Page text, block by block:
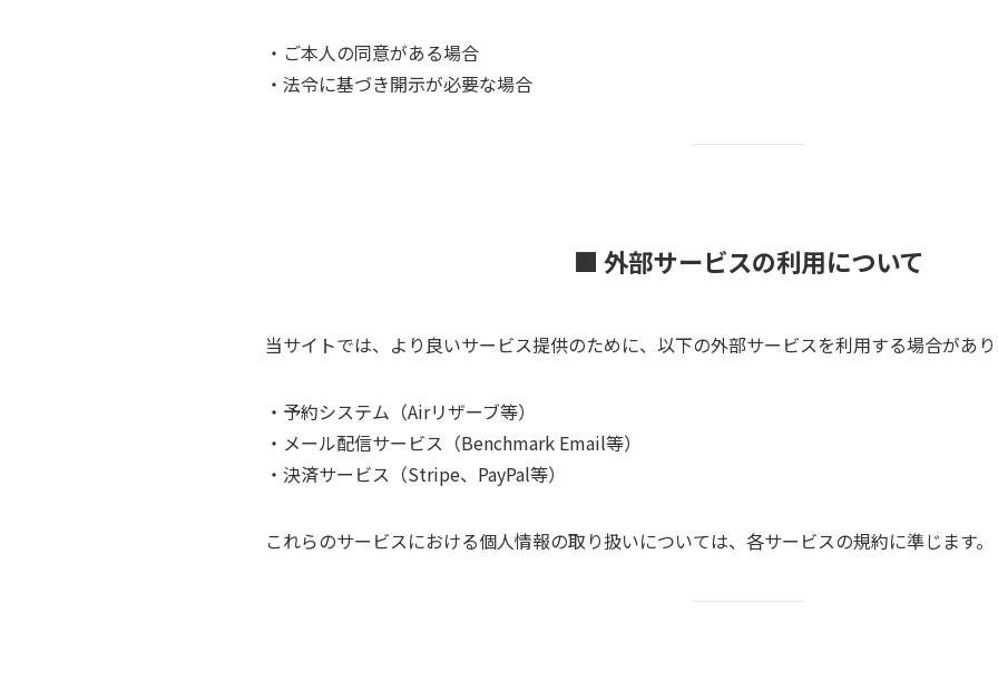
・ご本人の同意がある場合
・法令に基づき開示が必要な場合
■ 外部サービスの利用について
当サイトでは、より良いサービス提供のために、以下の外部サービスを利用する場合があ
・予約システム（Airリザーブ等）
・メール配信サービス（Benchmark Email等）
・決済サービス（Stripe、PayPal等）
これらのサービスにおける個人情報の取り扱いについては、各サービスの規約に準じます。